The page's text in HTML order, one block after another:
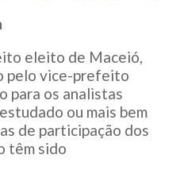
eleito de Maceió,
pelo vice-prefeito
para os analistas
ou mais bem
de participação dos
têm sido